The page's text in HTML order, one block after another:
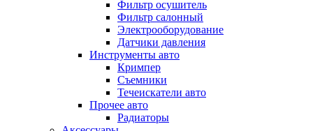
Фильтр осушитель
Фильтр салонный
Электрооборудование
Датчики давления
Инструменты авто
Кримпер
Съемники
Течеискатели авто
Прочее авто
Радиаторы